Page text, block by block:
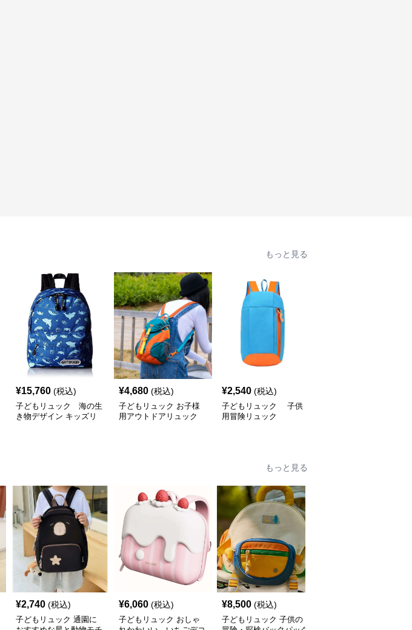
もっと見る
¥15,760 (税込)
子どもリュック 海の生
き物デザイン キッズリ
¥4,680 (税込)
子どもリュック お子様
用アウトドアリュック
¥2,540 (税込)
子どもリュック 子供
用冒険リュック
もっと見る
¥2,740 (税込)
子どもリュック 通園に
¥6,060 (税込)
子どもリュック おしゃ
¥8,500 (税込)
子どもリュック 子供の